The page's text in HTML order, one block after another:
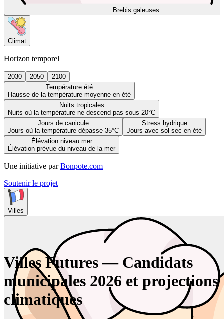
Brebis galeuses
Climat
Horizon temporel
2030 2050
2100
Température été
Hausse de la température moyenne en été
Nuits tropicales
Nuits où la température ne descend pas sous 20°C
Jours de canicule
Jours où la température dépasse 35°C
Stress hydrique
Jours avec sol sec en été
Élévation niveau mer
Élévation prévue du niveau de la mer
Une initiative par Bonpote.com
Soutenir le projet
Villes
Villes Futures — Candidats
municipales 2026 et projections
climatiques